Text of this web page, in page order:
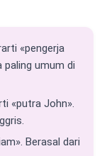
«pengerja
paling umum di
«putra John».
Berasal dari